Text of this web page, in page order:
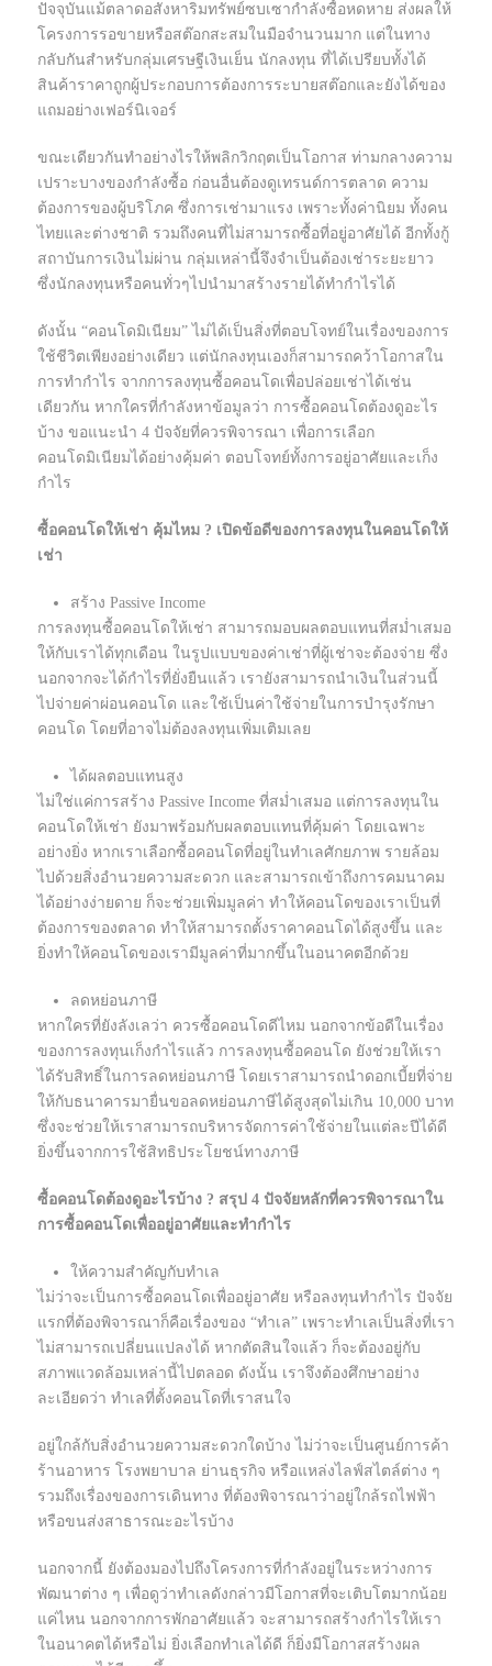
ปัจจุบันแม้ตลาดอสังหาริมทรัพย์ซบเซากำลังซื้อหดหาย ส่งผลให้
โครงการรอขายหรือสต๊อกสะสมในมือจำนวนมาก แต่ในทาง
กลับกันสำหรับกลุ่มเศรษฐีเงินเย็น นักลงทุน ที่ได้เปรียบทั้งได้
สินค้าราคาถูกผู้ประกอบการต้องการระบายสต๊อกและยังได้ของ
แถมอย่างเฟอร์นิเจอร์
ขณะเดียวกันทำอย่างไรให้พลิกวิกฤตเป็นโอกาส ท่ามกลางความ
เปราะบางของกำลังซื้อ ก่อนอื่นต้องดูเทรนด์การตลาด ความ
ต้องการของผู้บริโภค ซึ่งการเช่ามาแรง เพราะทั้งค่านิยม ทั้งคน
ไทยและต่างชาติ รวมถึงคนที่ไม่สามารถซื้อที่อยู่อาศัยได้ อีกทั้งกู้
สถาบันการเงินไม่ผ่าน กลุ่มเหล่านี้จึงจำเป็นต้องเช่าระยะยาว
ซึ่งนักลงทุนหรือคนทั่วๆไปนำมาสร้างรายได้ทำกำไรได้
ดังนั้น “คอนโดมิเนียม” ไม่ได้เป็นสิ่งที่ตอบโจทย์ในเรื่องของการ
ใช้ชีวิตเพียงอย่างเดียว แต่นักลงทุนเองก็สามารถคว้าโอกาสใน
การทำกำไร จากการลงทุนซื้อคอนโดเพื่อปล่อยเช่าได้เช่น
เดียวกัน หากใครที่กำลังหาข้อมูลว่า การซื้อคอนโดต้องดูอะไร
บ้าง ขอแนะนำ 4 ปัจจัยที่ควรพิจารณา เพื่อการเลือก
คอนโดมิเนียมได้อย่างคุ้มค่า ตอบโจทย์ทั้งการอยู่อาศัยและเก็ง
กำไร
ซื้อคอนโดให้เช่า คุ้มไหม ? เปิดข้อดีของการลงทุนในคอนโดให้
เช่า
สร้าง Passive Income
การลงทุนซื้อคอนโดให้เช่า สามารถมอบผลตอบแทนที่สม่ำเสมอ
ให้กับเราได้ทุกเดือน ในรูปแบบของค่าเช่าที่ผู้เช่าจะต้องจ่าย ซึ่ง
นอกจากจะได้กำไรที่ยั่งยืนแล้ว เรายังสามารถนำเงินในส่วนนี้
ไปจ่ายค่าผ่อนคอนโด และใช้เป็นค่าใช้จ่ายในการบำรุงรักษา
คอนโด โดยที่อาจไม่ต้องลงทุนเพิ่มเติมเลย
ได้ผลตอบแทนสูง
ไม่ใช่แค่การสร้าง Passive Income ที่สม่ำเสมอ แต่การลงทุนใน
คอนโดให้เช่า ยังมาพร้อมกับผลตอบแทนที่คุ้มค่า โดยเฉพาะ
อย่างยิ่ง หากเราเลือกซื้อคอนโดที่อยู่ในทำเลศักยภาพ รายล้อม
ไปด้วยสิ่งอำนวยความสะดวก และสามารถเข้าถึงการคมนาคม
ได้อย่างง่ายดาย ก็จะช่วยเพิ่มมูลค่า ทำให้คอนโดของเราเป็นที่
ต้องการของตลาด ทำให้สามารถตั้งราคาคอนโดได้สูงขึ้น และ
ยิ่งทำให้คอนโดของเรามีมูลค่าที่มากขึ้นในอนาคตอีกด้วย
ลดหย่อนภาษี
หากใครที่ยังลังเลว่า ควรซื้อคอนโดดีไหม นอกจากข้อดีในเรื่อง
ของการลงทุนเก็งกำไรแล้ว การลงทุนซื้อคอนโด ยังช่วยให้เรา
ได้รับสิทธิ์ในการลดหย่อนภาษี โดยเราสามารถนำดอกเบี้ยที่จ่าย
ให้กับธนาคารมายื่นขอลดหย่อนภาษีได้สูงสุดไม่เกิน 10,000 บาท
ซึ่งจะช่วยให้เราสามารถบริหารจัดการค่าใช้จ่ายในแต่ละปีได้ดี
ยิ่งขึ้นจากการใช้สิทธิประโยชน์ทางภาษี
ซื้อคอนโดต้องดูอะไรบ้าง ? สรุป 4 ปัจจัยหลักที่ควรพิจารณาใน
การซื้อคอนโดเพื่ออยู่อาศัยและทำกำไร
ให้ความสำคัญกับทำเล
ไม่ว่าจะเป็นการซื้อคอนโดเพื่ออยู่อาศัย หรือลงทุนทำกำไร ปัจจัย
แรกที่ต้องพิจารณาก็คือเรื่องของ “ทำเล” เพราะทำเลเป็นสิ่งที่เรา
ไม่สามารถเปลี่ยนแปลงได้ หากตัดสินใจแล้ว ก็จะต้องอยู่กับ
สภาพแวดล้อมเหล่านี้ไปตลอด ดังนั้น เราจึงต้องศึกษาอย่าง
ละเอียดว่า ทำเลที่ตั้งคอนโดที่เราสนใจ
อยู่ใกล้กับสิ่งอำนวยความสะดวกใดบ้าง ไม่ว่าจะเป็นศูนย์การค้า
ร้านอาหาร โรงพยาบาล ย่านธุรกิจ หรือแหล่งไลฟ์สไตล์ต่าง ๆ
รวมถึงเรื่องของการเดินทาง ที่ต้องพิจารณาว่าอยู่ใกล้รถไฟฟ้า
หรือขนส่งสาธารณะอะไรบ้าง
นอกจากนี้ ยังต้องมองไปถึงโครงการที่กำลังอยู่ในระหว่างการ
พัฒนาต่าง ๆ เพื่อดูว่าทำเลดังกล่าวมีโอกาสที่จะเติบโตมากน้อย
แค่ไหน นอกจากการพักอาศัยแล้ว จะสามารถสร้างกำไรให้เรา
ในอนาคตได้หรือไม่ ยิ่งเลือกทำเลได้ดี ก็ยิ่งมีโอกาสสร้างผล